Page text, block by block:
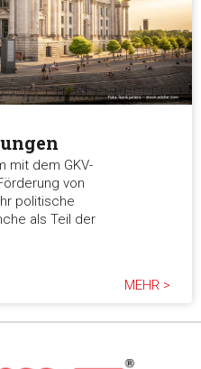
mit dem GKV-
von
politische
als Teil der
MEHR >